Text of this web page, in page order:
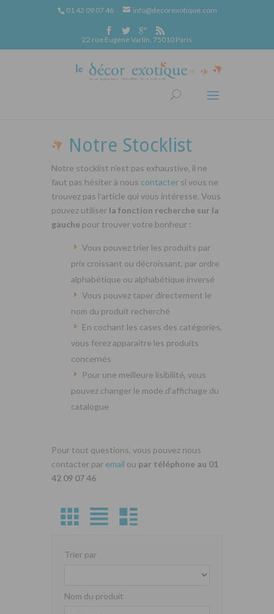
01 42 09 07 46 info@decorexotique.com
22 rue Eugène Varlin, 75010 Paris
Notre Stocklist
Notre stocklist n’est pas exhaustive, il ne
faut pas hésiter à nous contacter si vous ne
trouvez pas l’article qui vous intéresse. Vous
pouvez utiliser la fonction recherche sur la
gauche pour trouver votre bonheur :
Vous pouvez trier les produits par
prix croissant ou décroissant, par ordre
alphabétique ou alphabétique inversé
Vous pouvez taper directement le
nom du produit recherché
En cochant les cases des catégories,
vous ferez apparaitre les produits
concernés
Pour une meilleure lisibilité, vous
pouvez changer le mode d’affichage du
catalogue
Pour tout questions, vous pouvez nous
contacter par email ou par téléphone au 01
42 09 07 46
Trier par
Nom du produit